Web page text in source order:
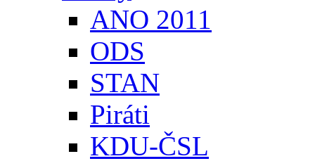
ANO 2011
ODS
STAN
Piráti
KDU-ČSL